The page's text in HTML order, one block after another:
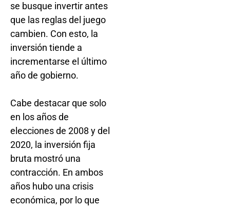
se busque invertir antes
que las reglas del juego
cambien. Con esto, la
inversión tiende a
incrementarse el último
año de gobierno.
Cabe destacar que solo
en los años de
elecciones de 2008 y del
2020, la inversión fija
bruta mostró una
contracción. En ambos
años hubo una crisis
económica, por lo que